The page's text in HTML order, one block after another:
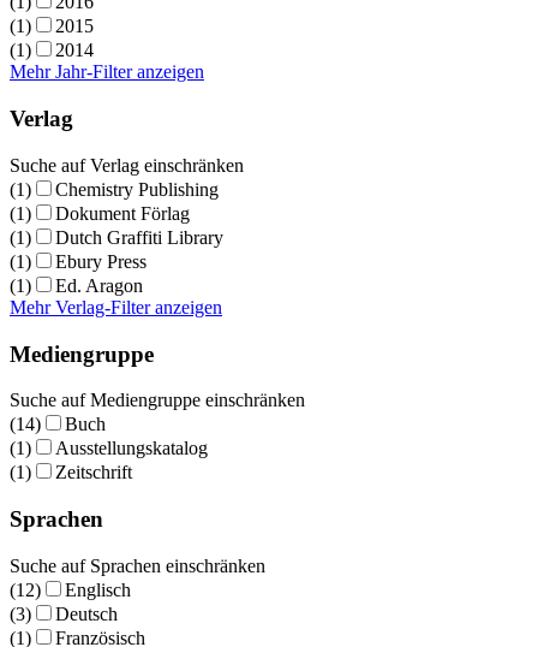
(1)
2015
(1)
2014
Mehr Jahr-Filter anzeigen
Verlag
Suche auf Verlag einschränken
(1)
Chemistry Publishing
(1)
Dokument Förlag
(1)
Dutch Graffiti Library
(1)
Ebury Press
(1)
Ed. Aragon
Mehr Verlag-Filter anzeigen
Mediengruppe
Suche auf Mediengruppe einschränken
(14)
Buch
(1)
Ausstellungskatalog
(1)
Zeitschrift
Sprachen
Suche auf Sprachen einschränken
(12)
Englisch
(3)
Deutsch
(1)
Französisch